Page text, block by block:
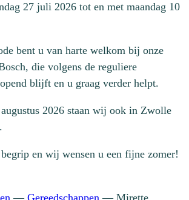
27 juli 2026 tot en met maandag 10
bent u van harte welkom bij onze
die volgens de reguliere
blijft en u graag verder helpt.
2026 staan wij ook in Zwolle
en wij wensen u een fijne zomer!
— Gereedschappen — Mirette